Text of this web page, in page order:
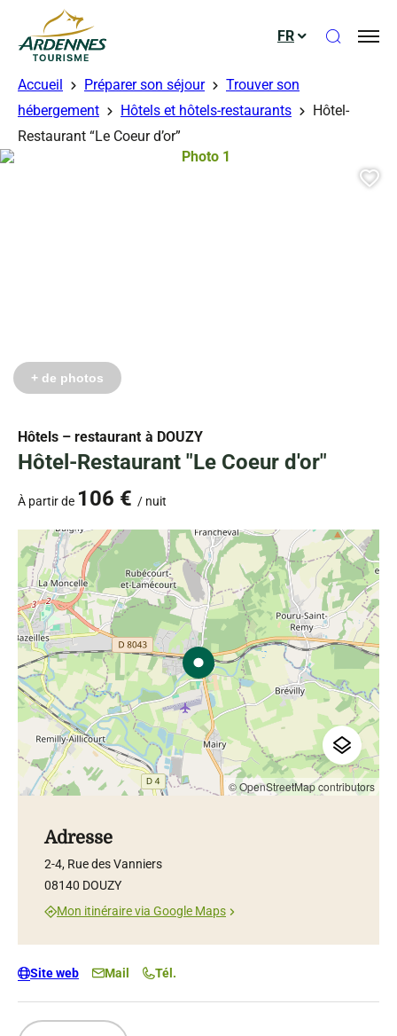
ADT des Ardennes
FR Ouvrir
Accueil Préparer son séjour
Trouver son
hébergement
Hôtels et hôtels-restaurants
Hôtel-
Restaurant “Le Coeur d’or”
Hôtels – restaurant à DOUZY
Hôtel-Restaurant "Le Coeur d'or"
Photo 1, © Droits libres
+ de photos
À partir de 106 € / nuit
© OpenStreetMap contributors
Adresse
2-4, Rue des Vanniers
08140 DOUZY
Mon itinéraire via Google Maps
Site web Mail Tél.